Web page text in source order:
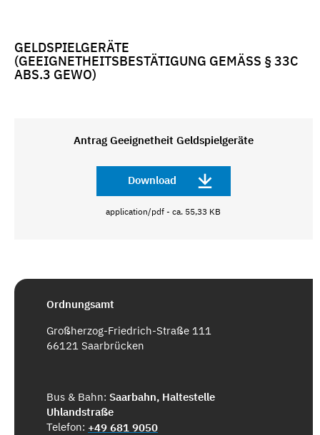
GELDSPIELGERÄTE
(GEEIGNETHEITSBESTÄTIGUNG GEMÄSS § 33C A
BS.3 GEWO)
Antrag Geeignetheit Geldspielgeräte
Download
application/pdf - ca. 55,33 KB
Ordnungsamt
Großherzog-Friedrich-Straße 111
66121 Saarbrücken
Bus & Bahn: Saarbahn, Haltestelle
Uhlandstraße
Telefon: +49 681 9050